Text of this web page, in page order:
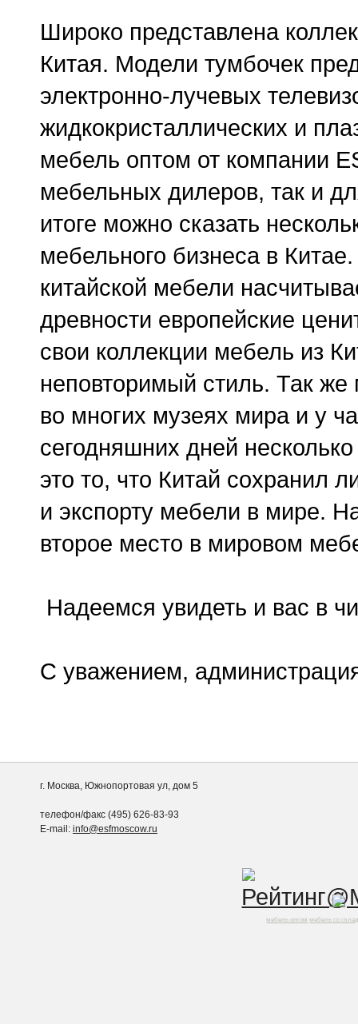
Широко представлена
Китая. Модели тумбочек
электронно-лучевых
жидкокристаллических и
мебель оптом от компании
мебельных дилеров, так и
итоге можно сказать
мебельного бизнеса в
китайской мебели
древности европейские
свои коллекции мебель из
неповторимый стиль. Так
во многих музеях мира и у
сегодняшних дней
это то, что Китай сохранил
и экспорту мебели в мире.
второе место в мировом
Надеемся увидеть и вас в
С уважением,
г. Москва, Южнопортовая ул, дом 5
телефон/факс (495) 626-83-93
E-mail: info@esfmoscow.ru
мебель оптом мебель со